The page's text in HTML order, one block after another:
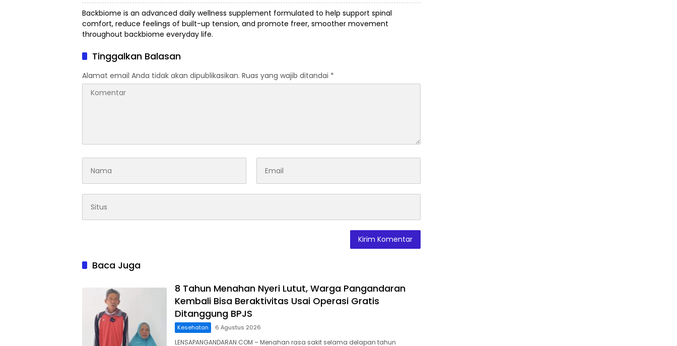
Backbiome is an advanced daily wellness supplement formulated to help support spinal
comfort, reduce feelings of built-up tension, and promote freer, smoother movement
throughout backbiome everyday life.
Tinggalkan Balasan
Alamat email Anda tidak akan dipublikasikan. Ruas yang wajib ditandai *
Baca Juga
8 Tahun Menahan Nyeri Lutut, Warga Pangandaran
Kembali Bisa Beraktivitas Usai Operasi Gratis
Ditanggung BPJS
Kesehatan 6 Agustus 2026
LENSAPANGANDARAN.COM – Menahan rasa sakit selama delapan tahun